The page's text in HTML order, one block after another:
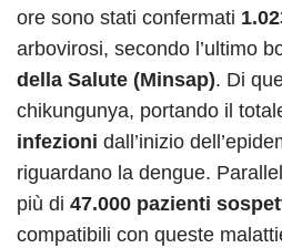
ore sono stati confermati
arbovirosi, secondo l’ultimo
della Salute (Minsap). Di
chikungunya, portando il
infezioni dall’inizio
riguardano la dengue.
più di 47.000 pazienti
compatibili con queste